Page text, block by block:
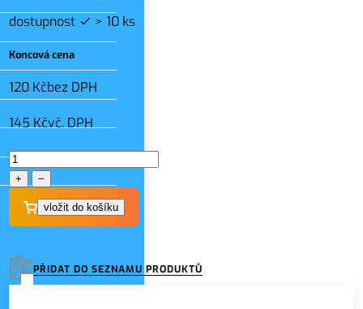
dostupnost > 10 ks
Koncová cena
120 Kčbez DPH
145 Kčvč. DPH
+ −
PŘIDAT DO SEZNAMU PRODUKTŮ